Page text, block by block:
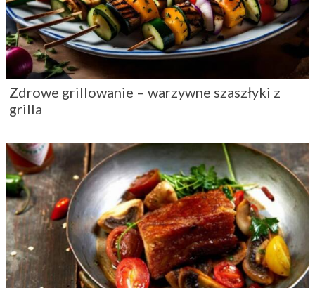
Nowe smaki kuchni polskiej
Pizza przepis – prosty w 5 krokach, jak zrobić
ciasto na pizzę i sos